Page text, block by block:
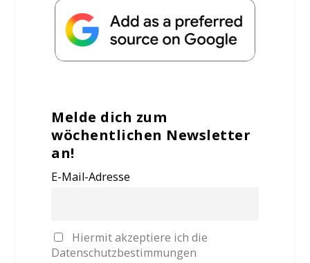
Melde dich zum
wöchentlichen Newsletter
an!
E-Mail-Adresse
Hiermit akzeptiere ich die
Datenschutzbestimmungen